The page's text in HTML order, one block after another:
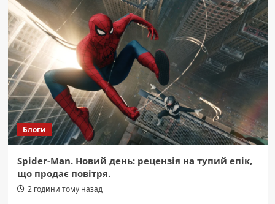
Блоги
Spider-Man. Новий день: рецензія на тупий епік,
що продає повітря.
2 години тому назад